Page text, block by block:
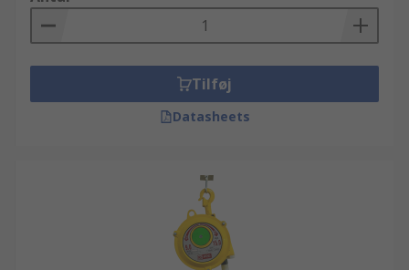
Tilføj
Datasheets